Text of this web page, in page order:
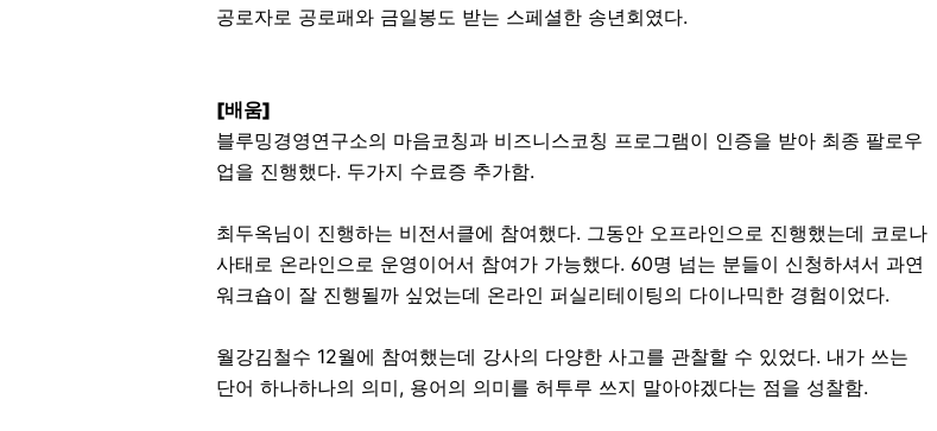
공로자로 공로패와 금일봉도 받는 스페셜한 송년회였다.
[배움]
블루밍경영연구소의 마음코칭과 비즈니스코칭 프로그램이 인증을 받아 최종 팔로우
업을 진행했다. 두가지 수료증 추가함.
최두옥님이 진행하는 비전서클에 참여했다. 그동안 오프라인으로 진행했는데 코로나
사태로 온라인으로 운영이어서 참여가 가능했다. 60명 넘는 분들이 신청하셔서 과연
워크숍이 잘 진행될까 싶었는데 온라인 퍼실리테이팅의 다이나믹한 경험이었다.
월강김철수 12월에 참여했는데 강사의 다양한 사고를 관찰할 수 있었다. 내가 쓰는
단어 하나하나의 의미, 용어의 의미를 허투루 쓰지 말아야겠다는 점을 성찰함.